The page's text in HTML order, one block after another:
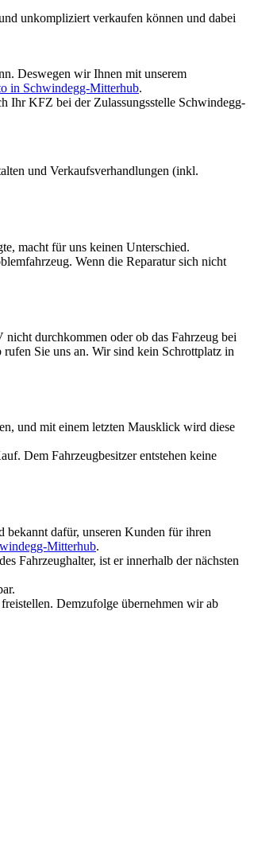
unkompliziert verkaufen können und dabei
Deswegen wir Ihnen mit unserem
in Schwindegg-Mitterhub.
Ihr KFZ bei der Zulassungsstelle Schwindegg-
und Verkaufsverhandlungen (inkl.
macht für uns keinen Unterschied.
Wenn die Reparatur sich nicht
durchkommen oder ob das Fahrzeug bei
Sie uns an. Wir sind kein Schrottplatz in
und mit einem letzten Mausklick wird diese
Dem Fahrzeugbesitzer entstehen keine
dafür, unseren Kunden für ihren
Mitterhub.
Fahrzeughalter, ist er innerhalb der nächsten
Demzufolge übernehmen wir ab